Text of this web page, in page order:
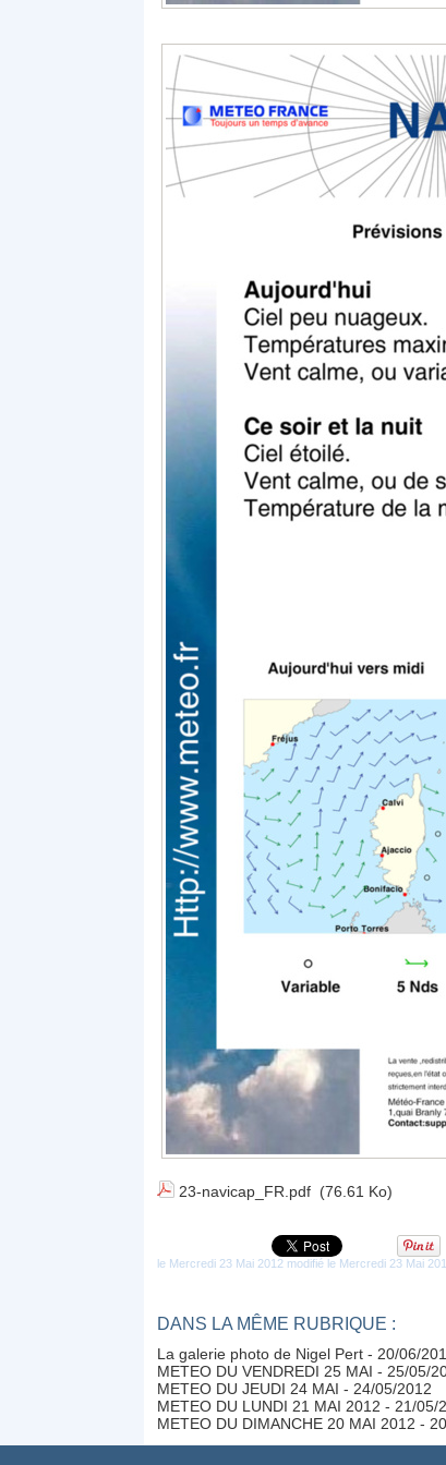
23-navicap_FR.pdf (76.61 Ko)
le Mercredi 23 Mai 2012 modifié le Mercredi 23 Mai
DANS LA MÊME RUBRIQUE :
La galerie photo de Nigel Pert - 20/06/
METEO DU VENDREDI 25 MAI - 25/05/
METEO DU JEUDI 24 MAI - 24/05/2012
METEO DU LUNDI 21 MAI 2012 - 21/05/
METEO DU DIMANCHE 20 MAI 2012 -